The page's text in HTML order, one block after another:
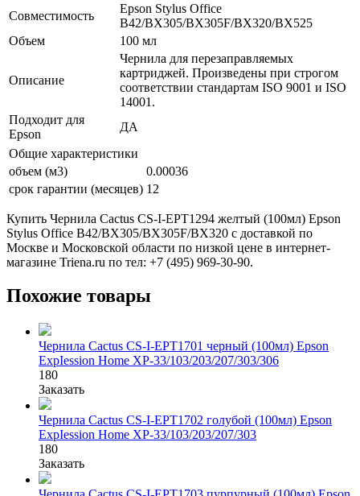
Совместимость
Epson Stylus Office
B42/BX305/BX305F/BX320/BX525
Объем
100 мл
Описание
Чернила для перезаправляемых
картриджей. Произведены при строгом
соответствии стандартам ISO 9001 и ISO
14001.
Подходит для
Epson
ДА
Общие характеристики
объем (м3)
0.00036
срок гарантии (месяцев) 12
Купить Чернила Cactus CS-I-EPT1294 желтый (100мл) Epson
Stylus Office B42/BX305/BX305F/BX320 с доставкой по
Москве и Московской области по низкой цене в интернет-
магазине Triena.ru по тел: +7 (495) 969-30-90.
Похожие товары
Чернила Cactus CS-I-EPT1701 черный (100мл) Epson
ExpIession Home XP-33/103/203/207/303/306
180
Заказать
Чернила Cactus CS-I-EPT1702 голубой (100мл) Epson
ExpIession Home XP-33/103/203/207/303
180
Заказать